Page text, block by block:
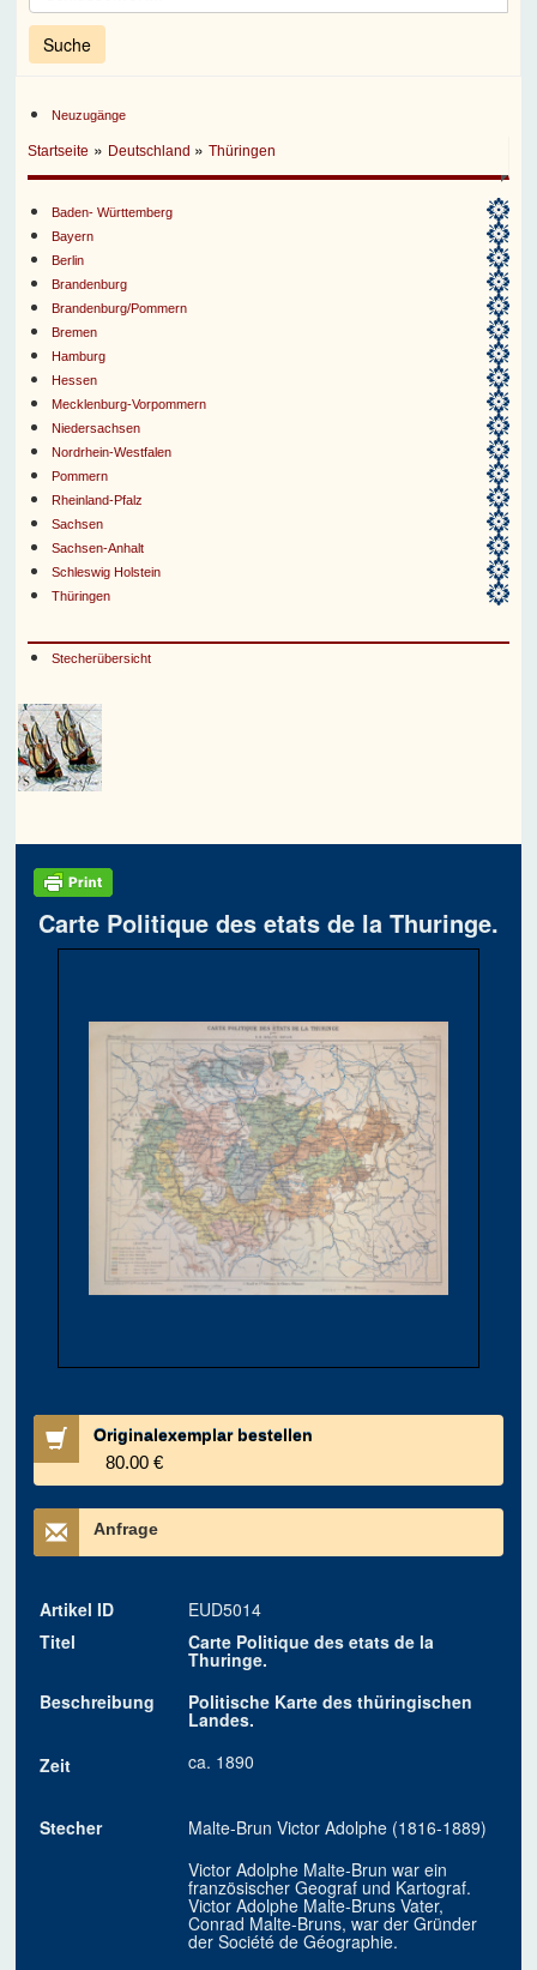
Neuzugänge
Startseite » Deutschland »Thüringen
Baden- Württemberg
Bayern
Berlin
Brandenburg
Brandenburg/Pommern
Bremen
Hamburg
Hessen
Mecklenburg-Vorpommern
Niedersachsen
Nordrhein-Westfalen
Pommern
Rheinland-Pfalz
Sachsen
Sachsen-Anhalt
Schleswig Holstein
Thüringen
Stecherübersicht
Carte Politique des etats de la Thuringe.
Originalexemplar bestellen
80.00 €
Anfrage
Artikel ID
EUD5014
Titel
Carte Politique des etats de la
Thuringe.
Beschreibung
Politische Karte des thüringischen
Landes.
Zeit
ca. 1890
Stecher
Malte-Brun Victor Adolphe (1816-1889)
Victor Adolphe Malte-Brun war ein
französischer Geograf und Kartograf.
Victor Adolphe Malte-Bruns Vater,
Conrad Malte-Bruns, war der Gründer
der Société de Géographie.